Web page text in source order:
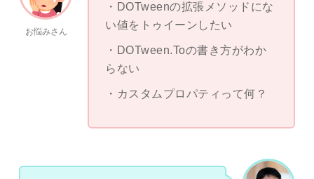
お悩みさん
DOTweenの拡張メソッドにな
い値をトゥイーンしたい
DOTween.Toの書き方がわか
らない
カスタムプロパティって何？